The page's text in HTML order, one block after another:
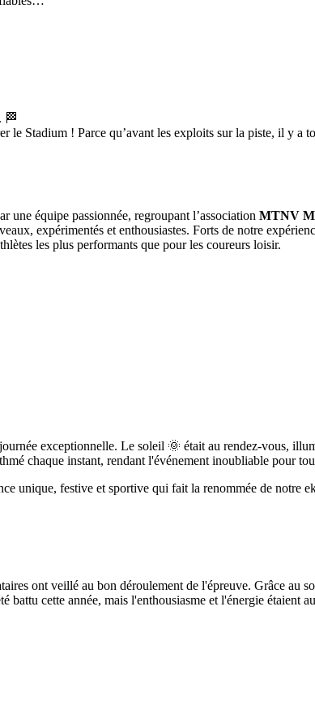
🏁
Stadium ! Parce qu’avant les exploits sur la piste, il y a
équipe passionnée, regroupant l’association MTNV
expérimentés et enthousiastes. Forts de notre
les plus performants que pour les coureurs loisir.
exceptionnelle. Le soleil 🌞 était au rendez-vous,
chaque instant, rendant l'événement inoubliable pour
unique, festive et sportive qui fait la renommée de notre
ont veillé au bon déroulement de l'épreuve. Grâce au
cette année, mais l'enthousiasme et l'énergie étaient